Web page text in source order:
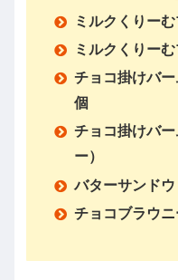
ミルクくりー
ミルクくりー
チョコ掛けバ
個
チョコ掛けバ
ー）
バターサンド
チョコブラウニ